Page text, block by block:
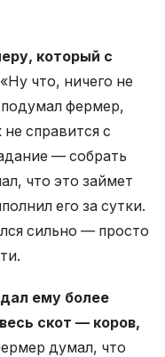
который с
«Ну что, ничего не
фермер,
справится с
— собрать
что это займет
его за сутки.
сильно — просто
ему более
скот — коров,
думал, что